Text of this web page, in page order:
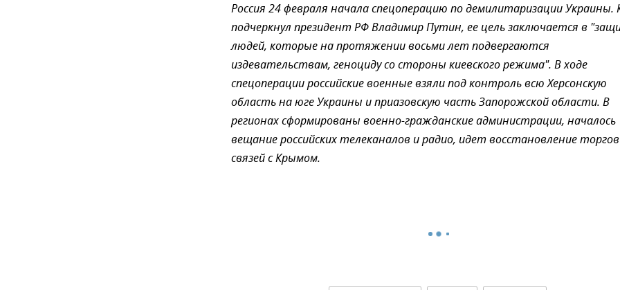
Россия 24 февраля начала спецоперацию по демилитаризации Украины.
подчеркнул президент РФ Владимир Путин, ее цель заключается в
людей, которые на протяжении восьми лет подвергаются
издевательствам, геноциду со стороны киевского режима". В ходе
спецоперации российские военные взяли под контроль всю Херсонскую
область на юге Украины и приазовскую часть Запорожской области. В
регионах сформированы военно-гражданские администрации, началось
вещание российских телеканалов и радио, идет восстановление
связей с Крымом.